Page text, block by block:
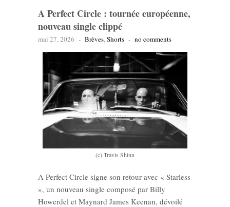
A Perfect Circle : tournée européenne,
nouveau single clippé
mai 27, 2026 - Brèves,Shorts - no comments
(c) Travis Shinn
A Perfect Circle signe son retour avec « Starless
», un nouveau single composé par Billy
Howerdel et Maynard James Keenan, dévoilé